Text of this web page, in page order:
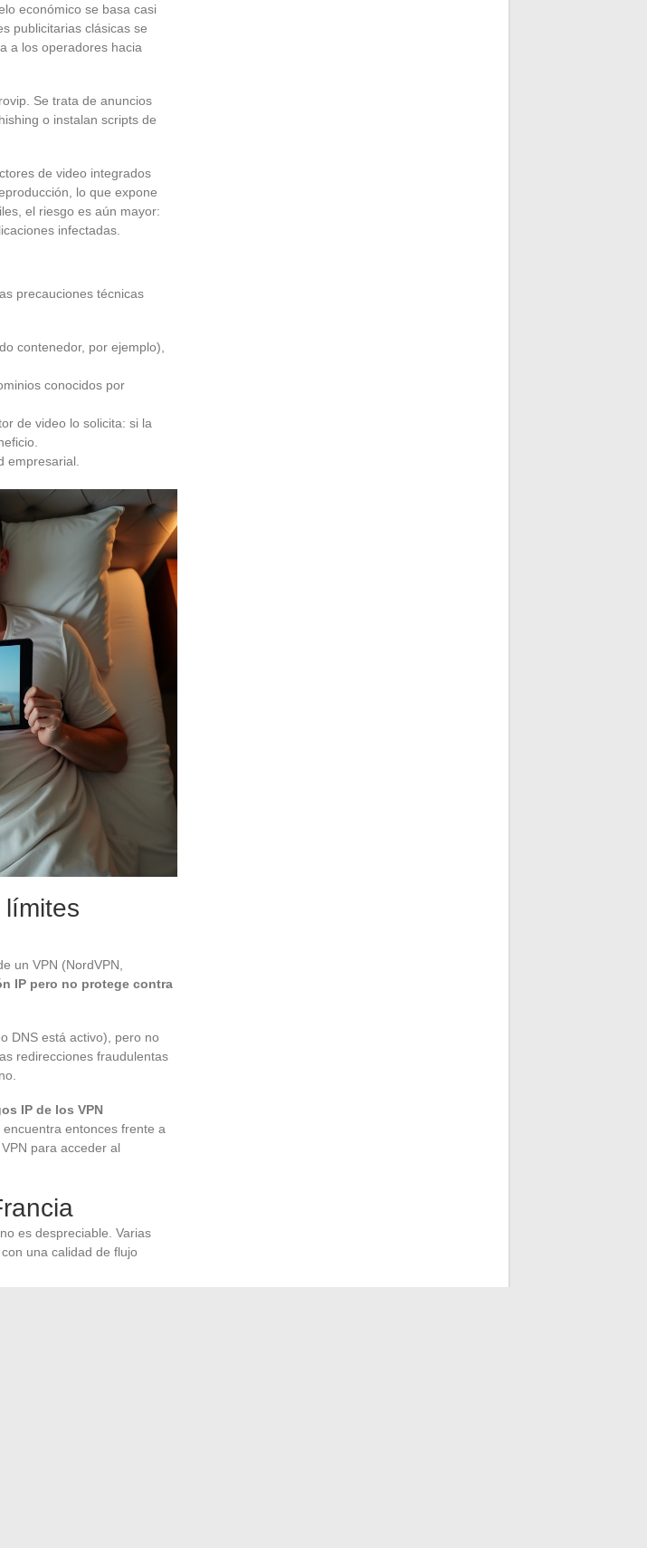
económico se basa casi
publicitarias clásicas se
a los operadores hacia
Se trata de anuncios
o instalan scripts de
de video integrados
lo que expone
el riesgo es aún mayor:
infectadas.
precauciones técnicas
contenedor, por ejemplo),
conocidos por
de video lo solicita: si la
empresarial.
un VPN (NordVPN,
IP pero no protege contra
DNS está activo), pero no
redirecciones fraudulentas
IP de los VPN
entonces frente a
para acceder al
es despreciable. Varias
una calidad de flujo